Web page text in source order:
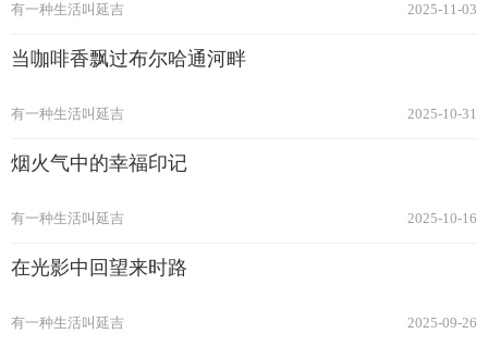
2025-11-03
有一种生活叫延吉
当咖啡香飘过布尔哈通河畔
2025-10-31
有一种生活叫延吉
烟火气中的幸福印记
2025-10-16
有一种生活叫延吉
在光影中回望来时路
2025-09-26
有一种生活叫延吉